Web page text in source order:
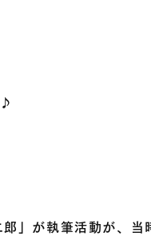
」が執筆活動が、当